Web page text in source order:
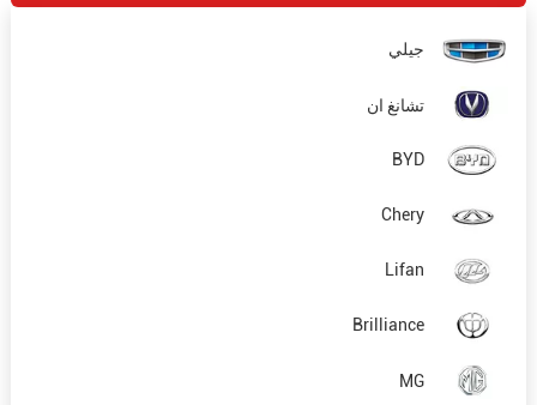
جيلي
تشانغ ان
BYD
Chery
Lifan
Brilliance
MG